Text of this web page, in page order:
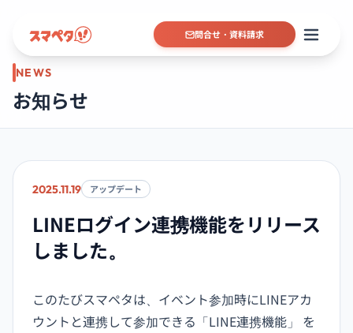
問合せ・資料請求
NEWS
お知らせ
2025.11.19 アップデート
LINEログイン連携機能をリリース
しました。
このたびスマペタは、イベント参加時にLINEアカ
ウントと連携して参加できる「LINE連携機能」 を